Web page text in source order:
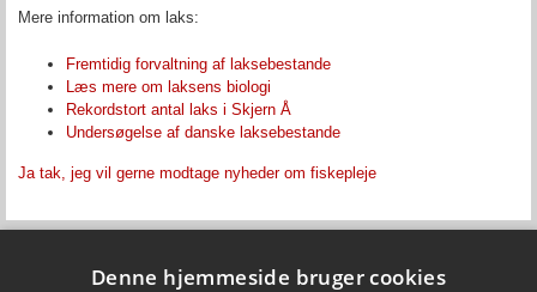
Mere information om laks:
Fremtidig forvaltning af laksebestande
Læs mere om laksens biologi
Rekordstort antal laks i Skjern Å
Undersøgelse af danske laksebestande
Ja tak, jeg vil gerne modtage nyheder om fiskepleje
Denne hjemmeside bruger cookies